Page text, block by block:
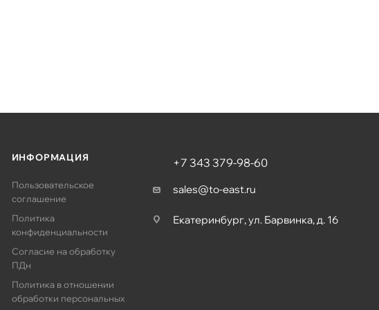
ИНФОРМАЦИЯ
Пользовательское
соглашение
Политика
конфиденциальности
Согласие на обработку
ПДн
Политика в отношении
обработки персональных
+7 343 379-98-60
sales@to-east.ru
Екатеринбург, ул. Барвинка, д. 16